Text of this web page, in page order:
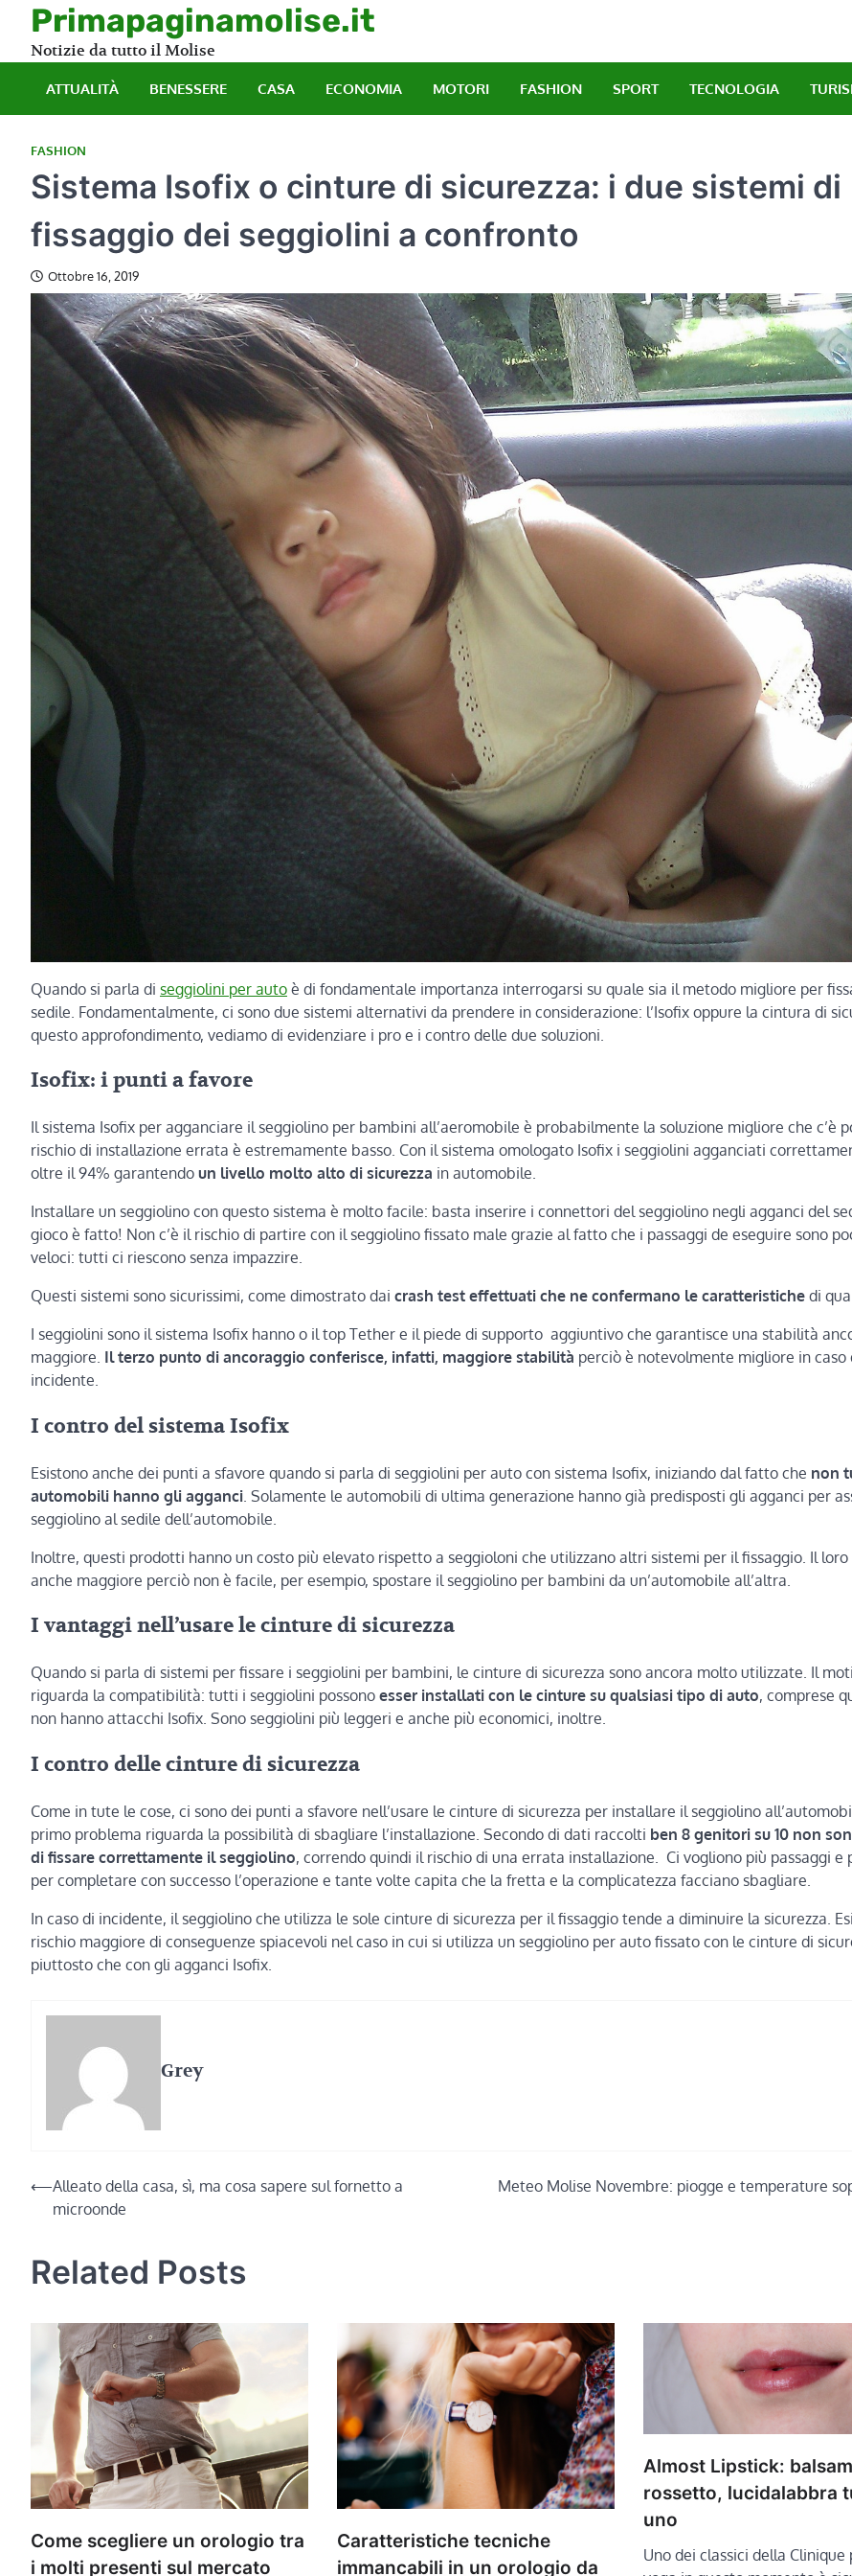
content
Primapaginamolise.it
Notizie da tutto il Molise
ATTUALITÀ BENESSERE CASA ECONOMIA MOTORI FASHION SPORT TECNOLOGIA
FASHION
Sistema Isofix o cinture di sicurezza: i due sistemi di
fissaggio dei seggiolini a confronto
Ottobre 16, 2019
Quando si parla di seggiolini per auto è di fondamentale importanza interrogarsi su quale sia il metodo migliore per
sedile. Fondamentalmente, ci sono due sistemi alternativi da prendere in considerazione: l’Isofix oppure la cintura di
questo approfondimento, vediamo di evidenziare i pro e i contro delle due soluzioni.
Isofix: i punti a favore
Il sistema Isofix per agganciare il seggiolino per bambini all’aeromobile è probabilmente la soluzione migliore che c’è
rischio di installazione errata è estremamente basso. Con il sistema omologato Isofix i seggiolini agganciati
oltre il 94% garantendo un livello molto alto di sicurezza in automobile.
Installare un seggiolino con questo sistema è molto facile: basta inserire i connettori del seggiolino negli agganci del
gioco è fatto! Non c’è il rischio di partire con il seggiolino fissato male grazie al fatto che i passaggi de eseguire sono
veloci: tutti ci riescono senza impazzire.
Questi sistemi sono sicurissimi, come dimostrato dai crash test effettuati che ne confermano le caratteristiche di
I seggiolini sono il sistema Isofix hanno o il top Tether e il piede di supporto aggiuntivo che garantisce una stabilità
maggiore. Il terzo punto di ancoraggio conferisce, infatti, maggiore stabilità perciò è notevolmente migliore in caso
incidente.
I contro del sistema Isofix
Esistono anche dei punti a sfavore quando si parla di seggiolini per auto con sistema Isofix, iniziando dal fatto che non
automobili hanno gli agganci . Solamente le automobili di ultima generazione hanno già predisposti gli agganci per
seggiolino al sedile dell’automobile.
Inoltre, questi prodotti hanno un costo più elevato rispetto a seggioloni che utilizzano altri sistemi per il fissaggio. Il loro
anche maggiore perciò non è facile, per esempio, spostare il seggiolino per bambini da un’automobile all’altra.
I vantaggi nell’usare le cinture di sicurezza
Quando si parla di sistemi per fissare i seggiolini per bambini, le cinture di sicurezza sono ancora molto utilizzate. Il
riguarda la compatibilità: tutti i seggiolini possono esser installati con le cinture su qualsiasi tipo di auto, comprese
non hanno attacchi Isofix. Sono seggiolini più leggeri e anche più economici, inoltre.
I contro delle cinture di sicurezza
Come in tute le cose, ci sono dei punti a sfavore nell’usare le cinture di sicurezza per installare il seggiolino
primo problema riguarda la possibilità di sbagliare l’installazione. Secondo di dati raccolti ben 8 genitori su 10 non
di fissare correttamente il seggiolino, correndo quindi il rischio di una errata installazione. Ci vogliono più passaggi e
per completare con successo l’operazione e tante volte capita che la fretta e la complicatezza facciano sbagliare.
In caso di incidente, il seggiolino che utilizza le sole cinture di sicurezza per il fissaggio tende a diminuire la sicurezza.
rischio maggiore di conseguenze spiacevoli nel caso in cui si utilizza un seggiolino per auto fissato con le cinture di
piuttosto che con gli agganci Isofix.
Grey
Navigazione
articoli
⟵Alleato della casa, sì, ma cosa sapere sul fornetto a
microonde
Meteo Molise Novembre: piogge e temperature
Related Posts
Come scegliere un orologio tra
i molti presenti sul mercato
Caratteristiche tecniche
immancabili in un orologio da
Almost Lipstick:
rossetto, lucidalabbra
uno
Uno dei classici della Clinique